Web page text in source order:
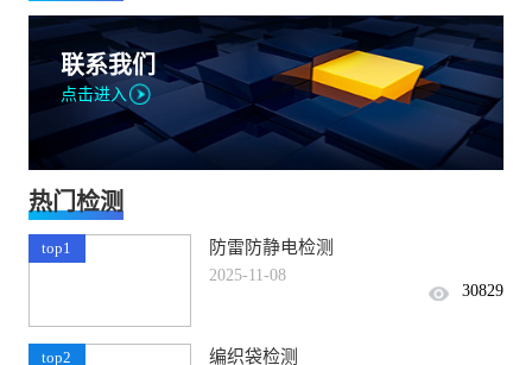
联系我们
点击进入
热门检测
top1 防雷防静电检测
2025-11-08
30829
top2 编织袋检测